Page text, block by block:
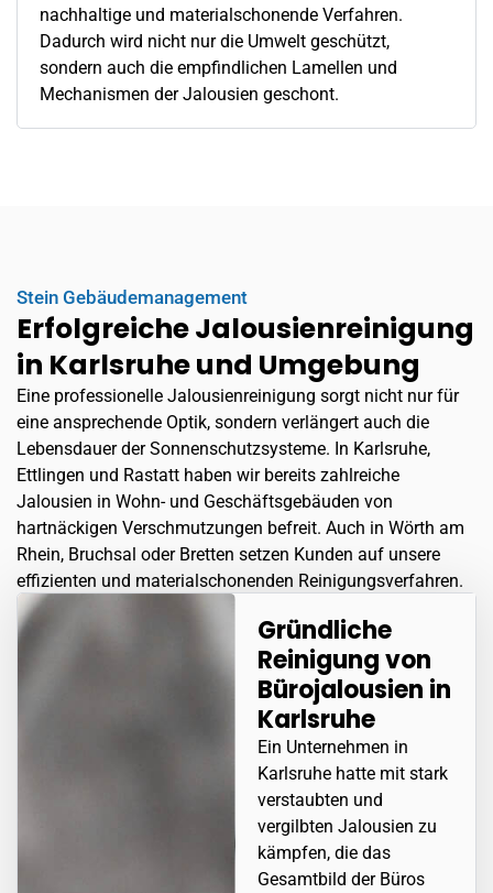
nachhaltige und materialschonende Verfahren.
Dadurch wird nicht nur die Umwelt geschützt,
sondern auch die empfindlichen Lamellen und
Mechanismen der Jalousien geschont.
Stein Gebäudemanagement
Erfolgreiche Jalousienreinigung
in Karlsruhe und Umgebung
Eine professionelle Jalousienreinigung sorgt nicht nur für
eine ansprechende Optik, sondern verlängert auch die
Lebensdauer der Sonnenschutzsysteme. In Karlsruhe,
Ettlingen und Rastatt haben wir bereits zahlreiche
Jalousien in Wohn- und Geschäftsgebäuden von
hartnäckigen Verschmutzungen befreit. Auch in Wörth am
Rhein, Bruchsal oder Bretten setzen Kunden auf unsere
effizienten und materialschonenden Reinigungsverfahren.
Gründliche
Reinigung von
Bürojalousien in
Karlsruhe
Ein Unternehmen in
Karlsruhe hatte mit stark
verstaubten und
vergilbten Jalousien zu
kämpfen, die das
Gesamtbild der Büros